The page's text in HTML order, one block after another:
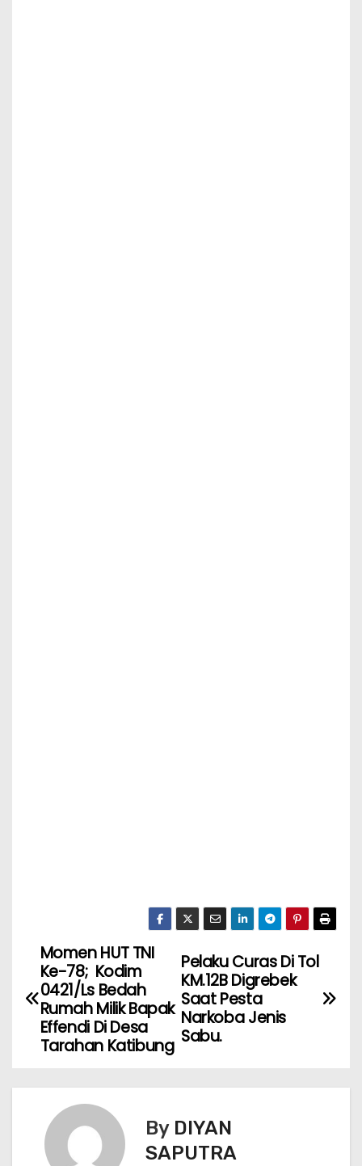
Pelaku Curas Di Tol
KM.12B Digrebek
Saat Pesta
Narkoba Jenis
Sabu.
Momen HUT TNI
Ke-78; Kodim
0421/Ls Bedah
Rumah Milik Bapak
Effendi Di Desa
Tarahan Katibung
By DIYAN
SAPUTRA